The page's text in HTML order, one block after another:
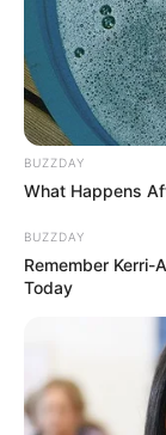
BUZZDAY
What Happens
BUZZDAY
Remember Kerri-
Today